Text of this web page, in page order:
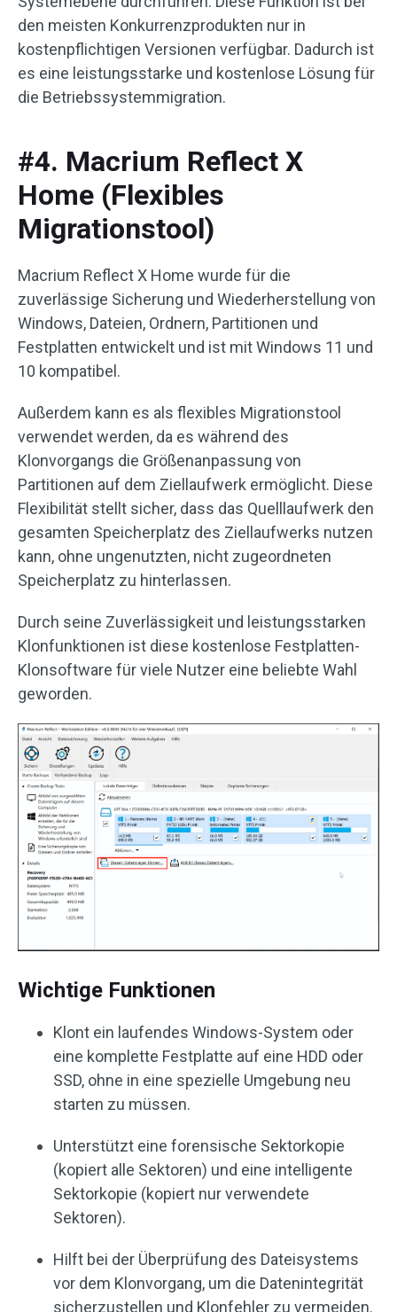
den meisten Konkurrenzprodukten nur in
kostenpflichtigen Versionen verfügbar. Dadurch ist
es eine leistungsstarke und kostenlose Lösung für
die Betriebssystemmigration.
#4. Macrium Reflect X
Home (Flexibles
Migrationstool)
Macrium Reflect X Home wurde für die
zuverlässige Sicherung und Wiederherstellung von
Windows, Dateien, Ordnern, Partitionen und
Festplatten entwickelt und ist mit Windows 11 und
10 kompatibel.
Außerdem kann es als flexibles Migrationstool
verwendet werden, da es während des
Klonvorgangs die Größenanpassung von
Partitionen auf dem Ziellaufwerk ermöglicht. Diese
Flexibilität stellt sicher, dass das Quelllaufwerk den
gesamten Speicherplatz des Ziellaufwerks nutzen
kann, ohne ungenutzten, nicht zugeordneten
Speicherplatz zu hinterlassen.
Durch seine Zuverlässigkeit und leistungsstarken
Klonfunktionen ist diese kostenlose Festplatten-
Klonsoftware für viele Nutzer eine beliebte Wahl
geworden.
Wichtige Funktionen
Klont ein laufendes Windows-System oder
eine komplette Festplatte auf eine HDD oder
SSD, ohne in eine spezielle Umgebung neu
starten zu müssen.
Unterstützt eine forensische Sektorkopie
(kopiert alle Sektoren) und eine intelligente
Sektorkopie (kopiert nur verwendete
Sektoren).
Hilft bei der Überprüfung des Dateisystems
vor dem Klonvorgang, um die Datenintegrität
sicherzustellen und Klonfehler zu vermeiden.